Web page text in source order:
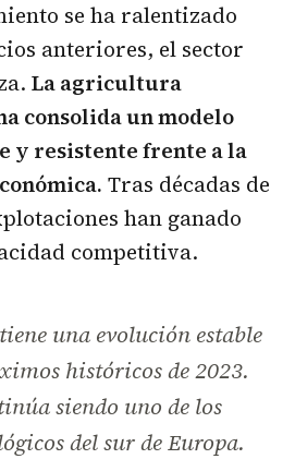
se ha ralentizado
anteriores, el sector
La agricultura
consolida un modelo
y resistente frente a la
Tras décadas de
han ganado
competitiva.
una evolución estable
históricos de 2023.
siendo uno de los
del sur de Europa.